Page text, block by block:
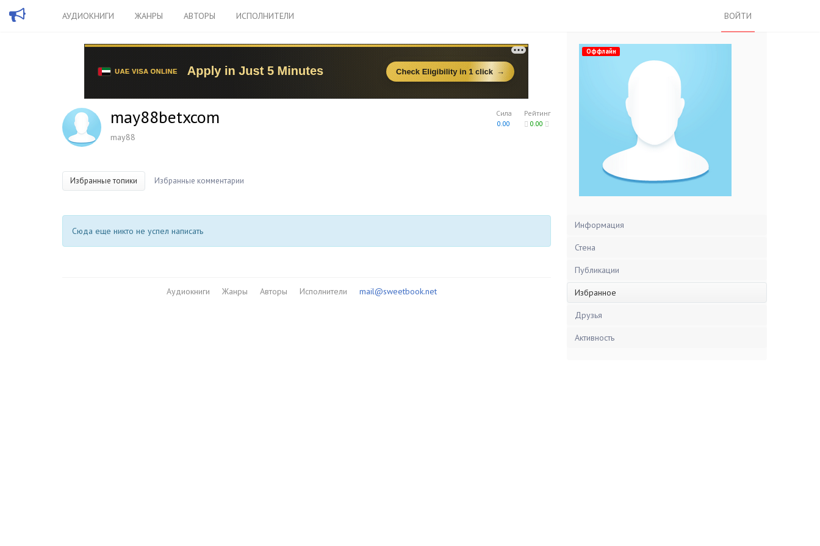
АУДИОКНИГИ ЖАНРЫ АВТОРЫ ИСПОЛНИТЕЛИ ВОЙТИ
Рейтинг
0.00
Сила
0.00
may88betxcom
may88
Избранные топики Избранные комментарии
Сюда еще никто не успел написать
Аудиокниги Жанры Авторы Исполнители mail@sweetbook.net
Оффлайн
Информация
Стена
Публикации
Избранное
Друзья
Активность